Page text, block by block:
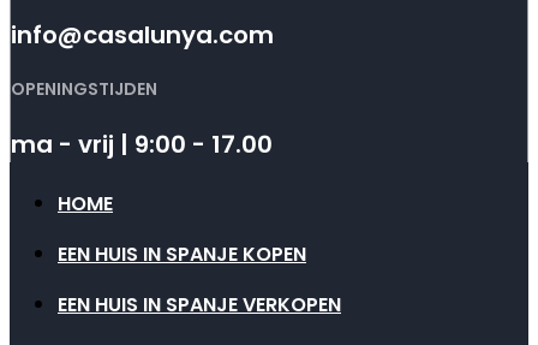
info@casalunya.com
OPENINGSTIJDEN
ma - vrij | 9:00 - 17.00
HOME
EEN HUIS IN SPANJE KOPEN
EEN HUIS IN SPANJE VERKOPEN